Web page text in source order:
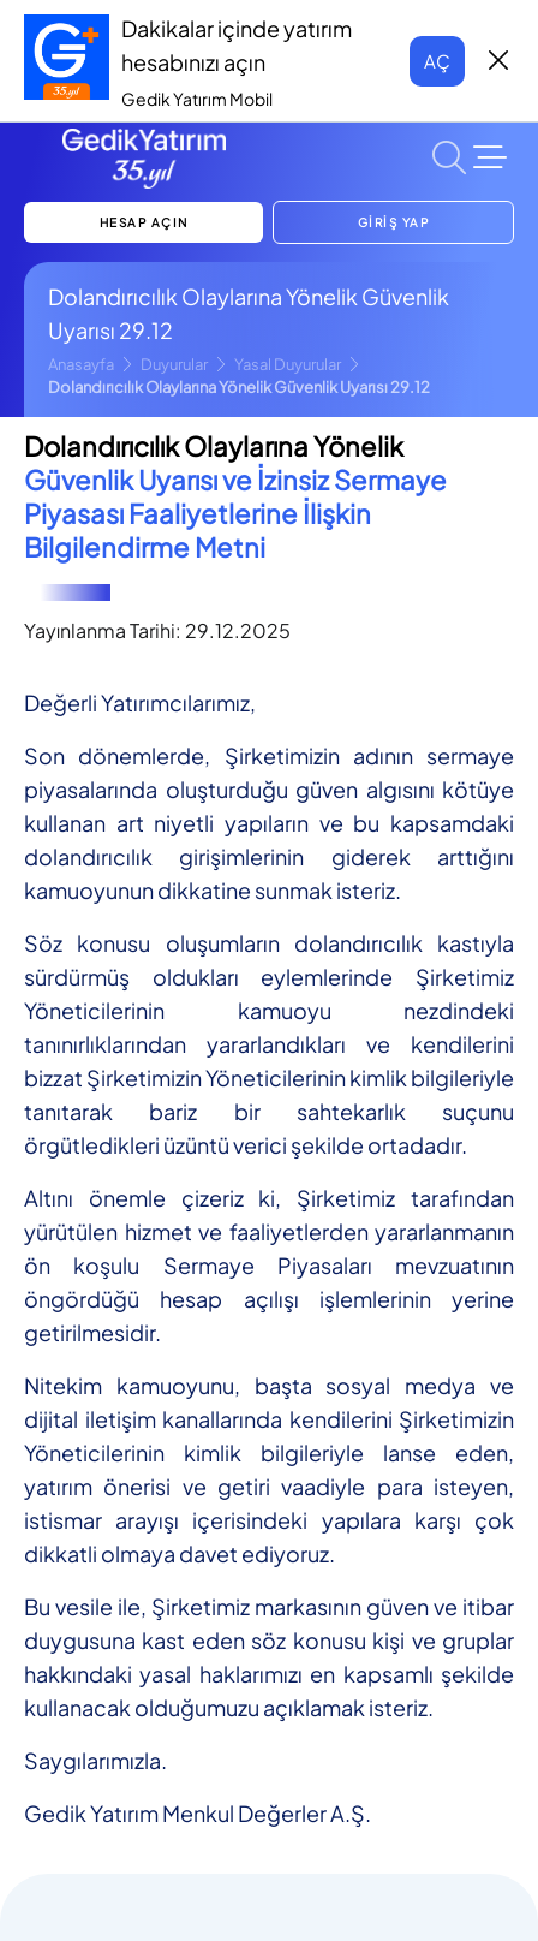
Dakikalar içinde yatırım
hesabınızı açın
Gedik Yatırım Mobil
AÇ
HESAP AÇIN GİRİŞ YAP
Dolandırıcılık Olaylarına Yönelik Güvenlik
Uyarısı 29.12
Anasayfa Duyurular
Yasal Duyurular
Dolandırıcılık Olaylarına Yönelik Güvenlik Uyarısı 29.12
Dolandırıcılık Olaylarına Yönelik
Güvenlik Uyarısı ve İzinsiz Sermaye
Piyasası Faaliyetlerine İlişkin
Bilgilendirme Metni
Yayınlanma Tarihi: 29.12.2025
Değerli Yatırımcılarımız,
Son dönemlerde, Şirketimizin adının sermaye
piyasalarında oluşturduğu güven algısını kötüye
kullanan art niyetli yapıların ve bu kapsamdaki
dolandırıcılık girişimlerinin giderek arttığını
kamuoyunun dikkatine sunmak isteriz.
Söz konusu oluşumların dolandırıcılık kastıyla
sürdürmüş oldukları eylemlerinde Şirketimiz
Yöneticilerinin kamuoyu nezdindeki
tanınırlıklarından yararlandıkları ve kendilerini
bizzat Şirketimizin Yöneticilerinin kimlik bilgileriyle
tanıtarak bariz bir sahtekarlık suçunu
örgütledikleri üzüntü verici şekilde ortadadır.
Altını önemle çizeriz ki, Şirketimiz tarafından
yürütülen hizmet ve faaliyetlerden yararlanmanın
ön koşulu Sermaye Piyasaları mevzuatının
öngördüğü hesap açılışı işlemlerinin yerine
getirilmesidir.
Nitekim kamuoyunu, başta sosyal medya ve
dijital iletişim kanallarında kendilerini Şirketimizin
Yöneticilerinin kimlik bilgileriyle lanse eden,
yatırım önerisi ve getiri vaadiyle para isteyen,
istismar arayışı içerisindeki yapılara karşı çok
dikkatli olmaya davet ediyoruz.
Bu vesile ile, Şirketimiz markasının güven ve itibar
duygusuna kast eden söz konusu kişi ve gruplar
hakkındaki yasal haklarımızı en kapsamlı şekilde
kullanacak olduğumuzu açıklamak isteriz.
Saygılarımızla.
Gedik Yatırım Menkul Değerler A.Ş.